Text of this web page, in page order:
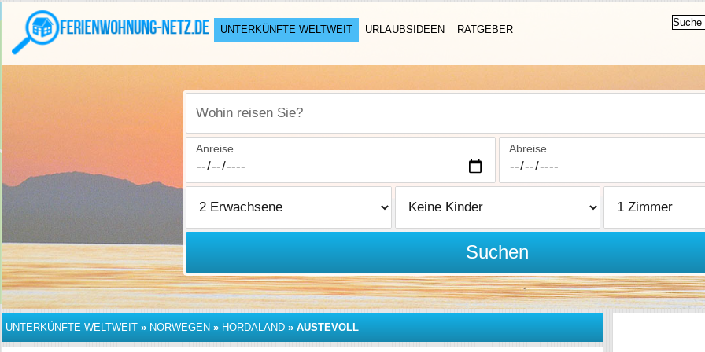
UNTERKÜNFTE WELTWEIT URLAUBSIDEEN RATGEBER
Wohin reisen Sie?
Anreise Abreise
Suchen
UNTERKÜNFTE WELTWEIT » NORWEGEN » HORDALAND » AUSTEVOLL